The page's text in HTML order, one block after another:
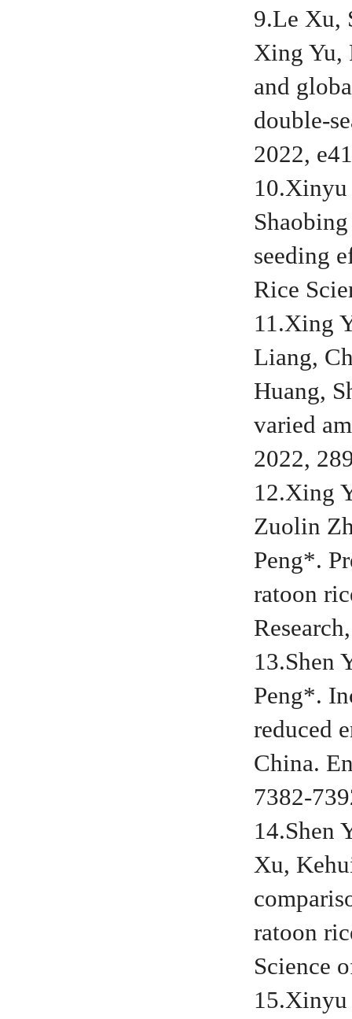
9.Le Xu,
Xing Yu,
and
double-
2022,
10.Xinyu
seeding
Rice
11.Xing
Liang,
Huang,
varied
2022,
12.Xing
Zuolin
Peng*.
ratoon
13.Shen
Peng*.
reduced
China.
7382-
14.Shen
Xu,
ratoon
Science
15.Xinyu